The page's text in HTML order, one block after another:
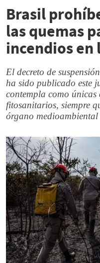
Brasil
las quemas
incendios en
El decreto de
ha sido publicado este
contempla como únicas
fitosanitarios, siempre
órgano medioambiental